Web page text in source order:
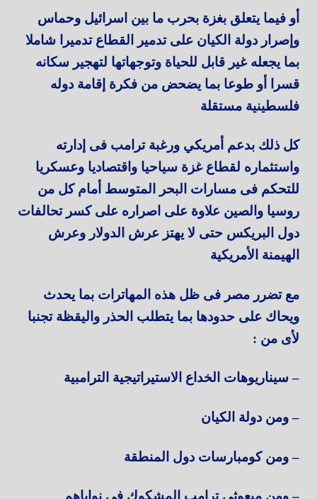
أو فيما يتعلق بغزة بحرب ما بين اسرائيل وحماس
وإصرار دولة الكيان على تدمير القطاع تدميرا شاملا
بما يجعله غير قابل للحياة وتوجهاتها لتهجير سكانه
قسرا أو طوعا بما يضحض من فكرة إقامة دوله
فلسطينية مستقلة
كل ذلك بدعم أمريكي ورغبة ترامب فى إدارته
واستثماره لقطاع غزة سياحيا واقتصاديا وعسكريا
للتحكم فى مسارات البحر المتوسط أمام كل من
روسيا والصين علاوة على اصراره على كسر تحالفات
دول البريكس حتى لا يهتز عرش الدولار وعرش
الهيمنة الأمريكية
مع تضرر مصر فى ظل هذه المهاترات بما يحدث
ويحاك على حدودها بما يتطلب الحذر واليقظة تجنبا
لأى من :
– سيناريوهات الخداع الاستيراتيجية الترامبية
– ومن دولة الكيان
– ومن كومبارسات دول المنطقة
– ومن مبعوثي ترامب المشكوك فى نواياهم